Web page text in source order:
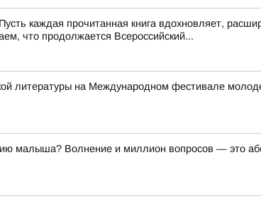
каждая прочитанная книга вдохновляет,
что продолжается Всероссийский...
литературы на Международном фестивале
малыша? Волнение и миллион вопросов — это